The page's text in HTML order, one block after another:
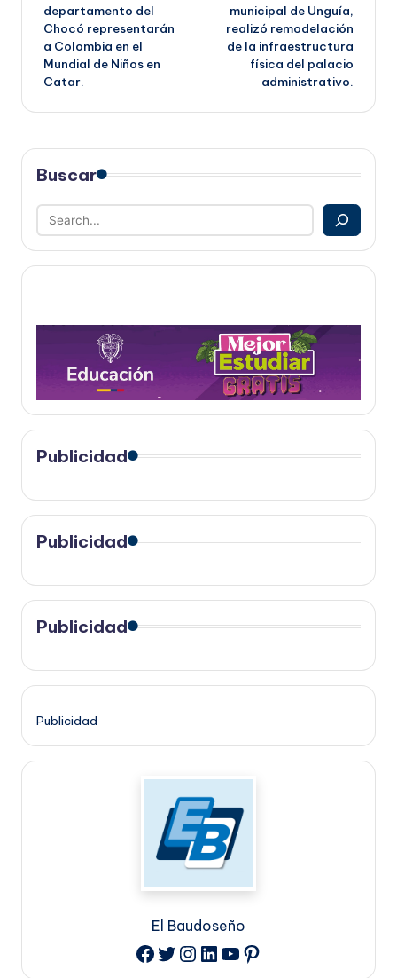
entradas
departamento del
Chocó representarán
a Colombia en el
Mundial de Niños en
Catar.
municipal de Unguía,
realizó remodelación
de la infraestructura
física del palacio
administrativo.
Buscar
Publicidad
Publicidad
Publicidad
Publicidad
El Baudoseño
Facebook
Twitter
Instagram
LinkedIn
YouTube
Pinterest